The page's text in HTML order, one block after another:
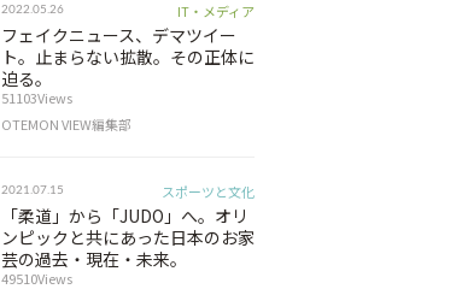
2022.05.26 IT・メディア
フェイクニュース、デマツイー
ト。止まらない拡散。その正体に
迫る。
51103Views
OTEMON VIEW編集部
2021.07.15 スポーツと文化
「柔道」から「JUDO」へ。オリ
ンピックと共にあった日本のお家
芸の過去・現在・未来。
49510Views